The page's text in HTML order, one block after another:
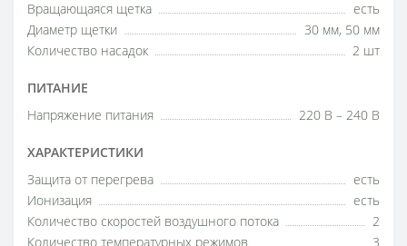
Вращающаяся щетка
есть
Диаметр щетки
30 мм, 50 мм
Количество насадок
2 шт
ПИТАНИЕ
Напряжение питания 220 В – 240 В
ХАРАКТЕРИСТИКИ
Защита от перегрева
есть
Ионизация
есть
Количество скоростей воздушного потока
2
Количество температурных режимов
3